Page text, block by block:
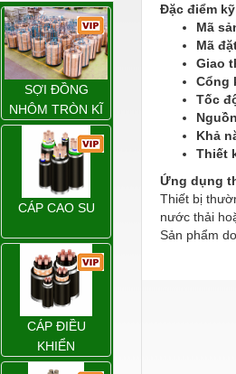
bị
SỢI ĐỒNG
NHÔM TRÒN KĨ
THUẬT ĐIỆN
CÁP CAO SU
CÁP ĐIỀU
KHIỂN
Đặc điểm
Mã
Mã
Giao
Cổng
Tốc
Khả
Thiết
Ứng dụng
Thiết bị
nước thải
Sản phẩm